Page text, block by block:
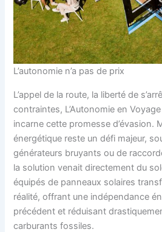
L’autonomie n’a pas de prix
L’appel de la route, la liberté de
contraintes, L’Autonomie en
incarne cette promesse d’évasion.
énergétique reste un défi majeur,
générateurs bruyants ou de
la solution venait directement du
équipés de panneaux solaires
réalité, offrant une indépendance
précédent et réduisant
carburants fossiles.